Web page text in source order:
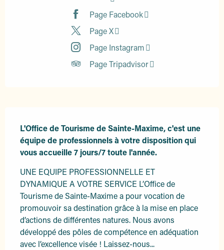
Page Facebook
Page X
Page Instagram
Page Tripadvisor
L'Office de Tourisme de Sainte-Maxime, c'est une
équipe de professionnels à votre disposition qui
vous accueille 7 jours/7 toute l'année.
UNE EQUIPE PROFESSIONNELLE ET
DYNAMIQUE A VOTRE SERVICE L’Office de
Tourisme de Sainte-Maxime a pour vocation de
promouvoir sa destination grâce à la mise en place
d’actions de différentes natures. Nous avons
développé des pôles de compétence en adéquation
avec l’excellence visée ! Laissez-nous...